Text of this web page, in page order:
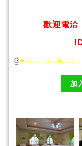
歡迎電洽
加